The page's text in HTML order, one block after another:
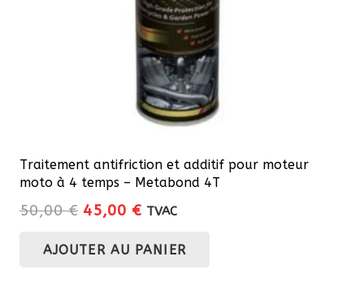
Traitement antifriction et additif pour moteur
moto à 4 temps – Metabond 4T
50,00€ Le
initial
45,00 €Le
actuel
TVAC
AJOUTER AU PANIER